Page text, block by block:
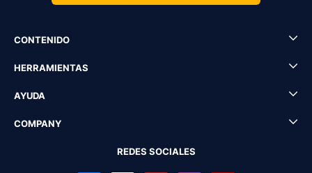
CONTENIDO
HERRAMIENTAS
AYUDA
COMPANY
REDES SOCIALES